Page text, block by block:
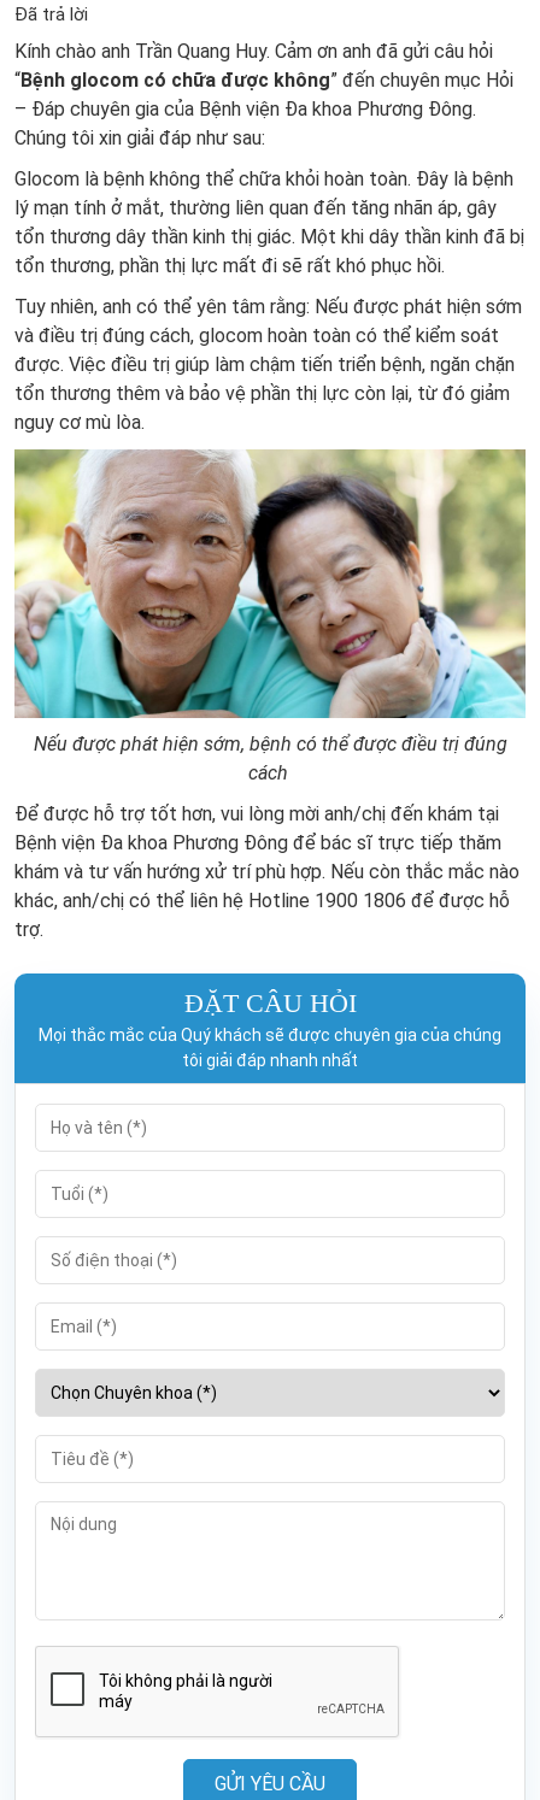
Đã trả lời
Kính chào anh Trần Quang Huy. Cảm ơn anh đã gửi câu hỏi
“Bệnh glocom có chữa được không” đến chuyên mục Hỏi
– Đáp chuyên gia của Bệnh viện Đa khoa Phương Đông.
Chúng tôi xin giải đáp như sau:
Glocom là bệnh không thể chữa khỏi hoàn toàn. Đây là bệnh
lý mạn tính ở mắt, thường liên quan đến tăng nhãn áp, gây
tổn thương dây thần kinh thị giác. Một khi dây thần kinh đã bị
tổn thương, phần thị lực mất đi sẽ rất khó phục hồi.
Tuy nhiên, anh có thể yên tâm rằng: Nếu được phát hiện sớm
và điều trị đúng cách, glocom hoàn toàn có thể kiểm soát
được. Việc điều trị giúp làm chậm tiến triển bệnh, ngăn chặn
tổn thương thêm và bảo vệ phần thị lực còn lại, từ đó giảm
nguy cơ mù lòa.
Nếu được phát hiện sớm, bệnh có thể được điều trị đúng
cách
Để được hỗ trợ tốt hơn, vui lòng mời anh/chị đến khám tại
Bệnh viện Đa khoa Phương Đông để bác sĩ trực tiếp thăm
khám và tư vấn hướng xử trí phù hợp. Nếu còn thắc mắc nào
khác, anh/chị có thể liên hệ Hotline 1900 1806 để được hỗ
trợ.
ĐẶT CÂU HỎI
Mọi thắc mắc của Quý khách sẽ được chuyên gia của chúng
tôi giải đáp nhanh nhất
GỬI YÊU CẦU